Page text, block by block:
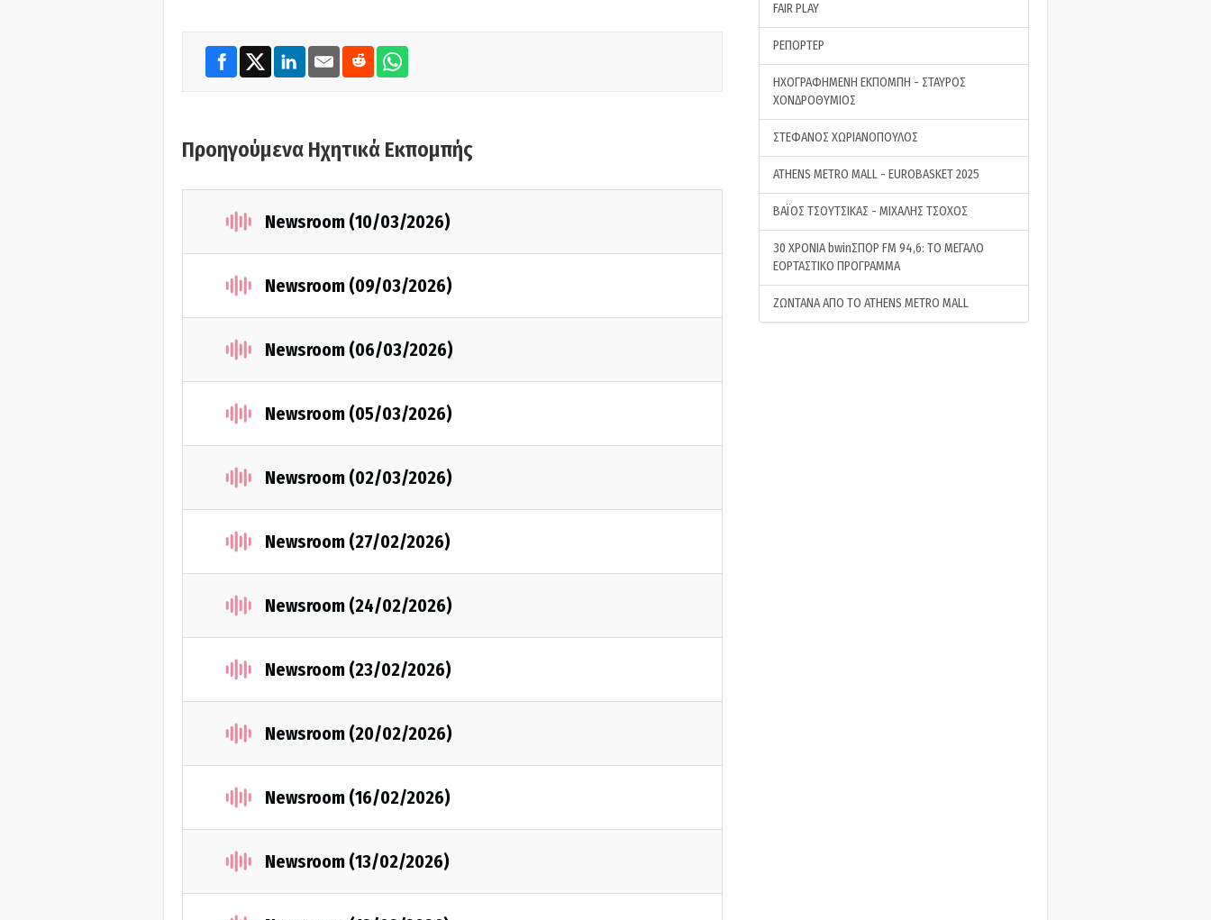
Προηγούμενα Ηχητικά Εκπομπής
Newsroom (10/03/2026)
Newsroom (09/03/2026)
Newsroom (06/03/2026)
Newsroom (05/03/2026)
Newsroom (02/03/2026)
Newsroom (27/02/2026)
Newsroom (24/02/2026)
Newsroom (23/02/2026)
Newsroom (20/02/2026)
Newsroom (16/02/2026)
Newsroom (13/02/2026)
FAIR PLAY
ΡΕΠΟΡΤΕΡ
ΗΧΟΓΡΑΦΗΜΕΝΗ ΕΚΠΟΜΠΗ - ΣΤΑΥΡΟΣ
ΧΟΝΔΡΟΘΥΜΙΟΣ
ΣΤΕΦΑΝΟΣ ΧΩΡΙΑΝΟΠΟΥΛΟΣ
ATHENS METRO MALL - EUROBASKET 2025
ΒΑΪΟΣ ΤΣΟΥΤΣΙΚΑΣ - ΜΙΧΑΛΗΣ ΤΣΟΧΟΣ
30 ΧΡΟΝΙΑ bwinΣΠΟΡ FM 94,6: ΤΟ ΜΕΓΑΛΟ
ΕΟΡΤΑΣΤΙΚΟ ΠΡΟΓΡΑΜΜΑ
ΖΩΝΤΑΝΑ ΑΠΟ ΤΟ ATHENS METRO MALL